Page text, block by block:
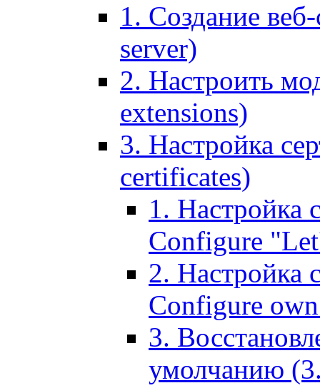
1. Создание
server)
2. Настроить
extensions)
3. Настройка
certificates)
1. Настройка
Configure
2. Настройка
Configure
3.
умолчанию